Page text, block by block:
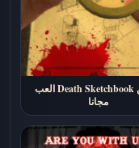
العب Death Sketchbook اونلاين
مجانا